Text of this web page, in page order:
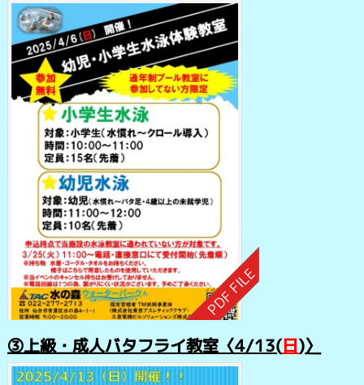
③上級・成人バタフライ教室〈4/13(日)〉